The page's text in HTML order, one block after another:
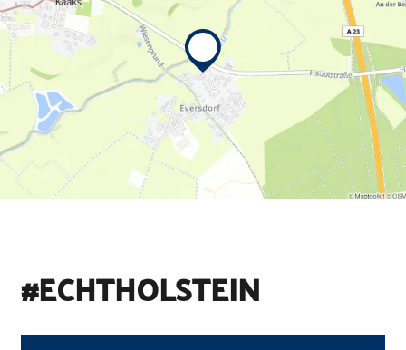
#ECHTHOLSTEIN